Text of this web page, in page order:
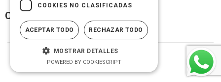
Cicles Fransi
© 2026 - CICLES FRANSI, SL
COOKIES NO CLASIFICADAS
ACEPTAR TODO RECHAZAR TODO
MOSTRAR DETALLES
POWERED BY COOKIESCRIPT